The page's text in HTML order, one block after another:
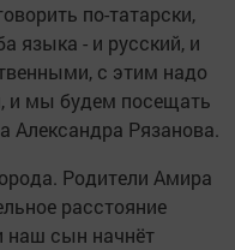
по-татарски,
языка - и русский, и
с этим надо
и мы будем посещать
Алек­сандра Рязанова.
Родите­ли Амира
расстояние
наш сын начнёт